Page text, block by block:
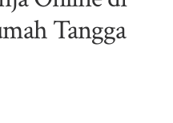
Tangga